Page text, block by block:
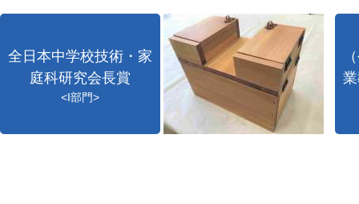
全日本中学校技術・家
庭科研究会長賞
<I部門>